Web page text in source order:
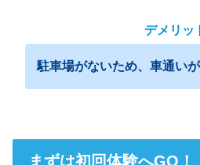
デメリッ
駐車場がないため、車通い
まずは初回体験へGO！